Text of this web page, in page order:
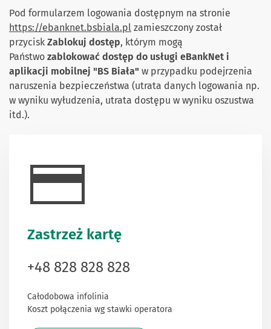
Pod formularzem logowania dostępnym na stronie
https://ebanknet.bsbiala.pl zamieszczony został
przycisk Zablokuj dostęp, którym mogą
Państwo zablokować dostęp do usługi eBankNet i
aplikacji mobilnej "BS Biała" w przypadku podejrzenia
naruszenia bezpieczeństwa (utrata danych logowania np.
w wyniku wyłudzenia, utrata dostępu w wyniku oszustwa
itd.).
Zastrzeż kartę
+48 828 828 828
Całodobowa infolinia
Koszt połączenia wg stawki operatora